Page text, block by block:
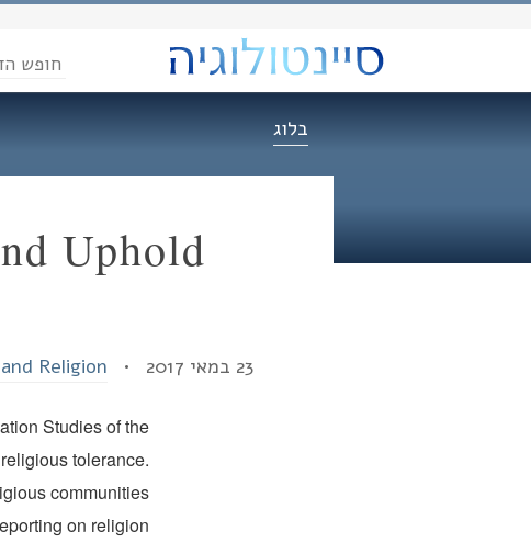
חופש
בלוג
Uphold
23 במאי 2017 • Religion
Studies of the
tolerance.
communities
on religion.